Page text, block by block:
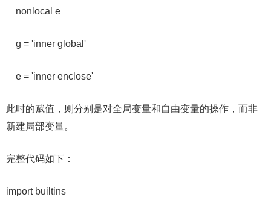
nonlocal e
g = 'inner global'
e = 'inner enclose'
此时的赋值，则分别是对全局变量和自由变量的操作，而非
新建局部变量。
完整代码如下：
import builtins